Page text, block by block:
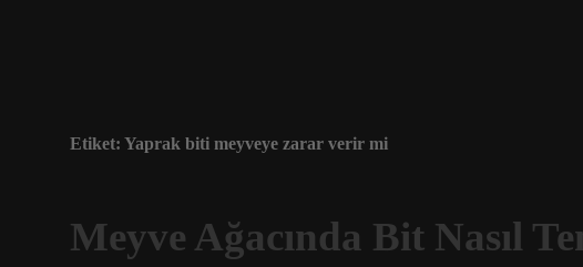
Etiket: Yaprak biti meyveye zarar verir mi
Meyve Ağacında Bit Nasıl